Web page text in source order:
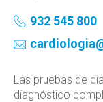
932 545 800
Las pruebas de
diagnóstico